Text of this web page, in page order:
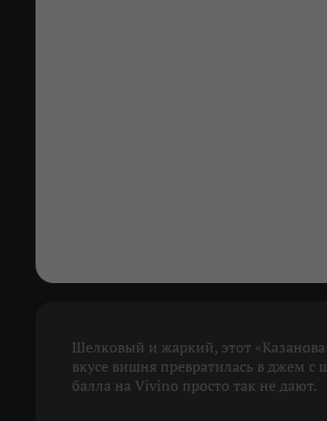
Шелковый и жаркий, этот
вкусе вишня превратилась в джем
балла на Vivino просто так не дают.